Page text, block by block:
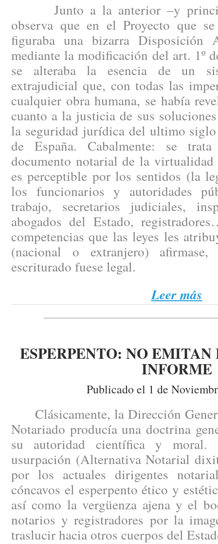
Junto a la anterior –y
observa que en el Proyecto que
figuraba una bizarra Disposición
mediante la modificación del art. 1º
se alteraba la esencia de un
extrajudicial que, con todas las
cualquier obra humana, se había
cuanto a la justicia de sus
la seguridad jurídica del ultimo
de España. Cabalmente: se
documento notarial de la
es perceptible por los sentidos (la
los funcionarios y autoridades
trabajo, secretarios judiciales,
abogados del Estado,
competencias que las leyes les
(nacional o extranjero)
escriturado fuese legal.
Leer más
ESPERPENTO: NO
INFORME
Publicado el 1 de
Clásicamente, la Dirección
Notariado producía una doctrina
su autoridad científica y
usurpación (Alternativa Notarial
por los actuales dirigentes
cóncavos el esperpento ético y
así como la vergüenza ajena y el
notarios y registradores por la
traslucir hacia otros cuerpos del